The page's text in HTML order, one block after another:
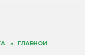
»
ГЛАВНОЙ